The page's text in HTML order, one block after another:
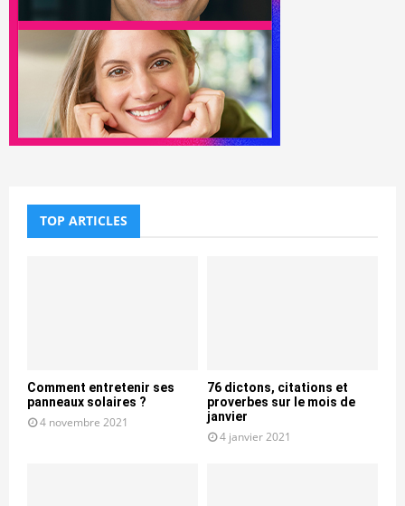
TOP ARTICLES
Comment entretenir ses
panneaux solaires ?
4 novembre 2021
76 dictons, citations et
proverbes sur le mois de
janvier
4 janvier 2021